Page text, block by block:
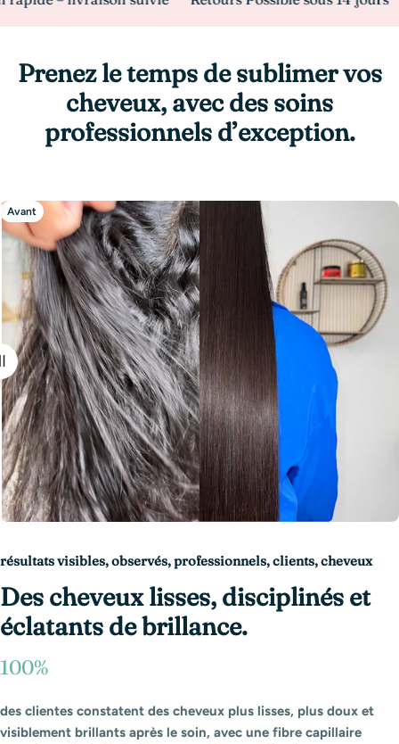
Prenez le temps de sublimer vos
cheveux, avec des soins
professionnels d’exception.
résultats visibles, observés, professionnels, clients, cheveux
Des cheveux lisses, disciplinés et
éclatants de brillance.
100%
des clientes constatent des cheveux plus lisses, plus doux et
visiblement brillants après le soin, avec une fibre capillaire
Avant
Après